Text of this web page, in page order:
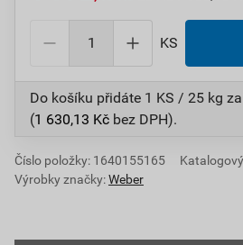
KS
Do košíku přidáte 1 KS / 25 kg za
(1 630,13 Kč bez DPH).
Číslo položky: 1640155165
Výrobky značky:Weber